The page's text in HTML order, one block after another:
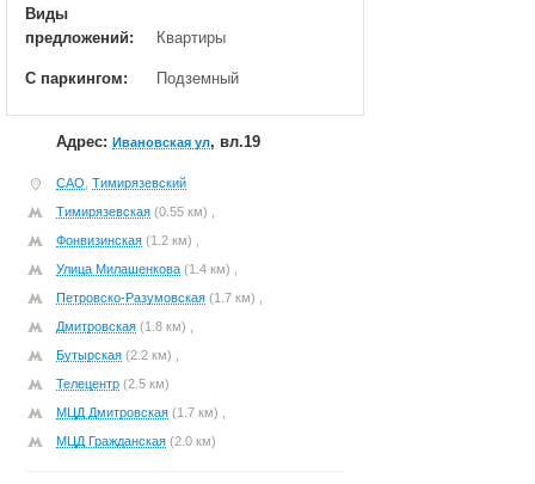
Виды
предложений:
Квартиры
С паркингом: Подземный
Адрес: Ивановская ул, вл.19
САО Тимирязевский
Тимирязевская (0.55 км) ,
Фонвизинская (1.2 км) ,
Улица Милашенкова (1.4 км) ,
Петровско-Разумовская (1.7 км) ,
Дмитровская (1.8 км) ,
Бутырская (2.2 км) ,
Телецентр (2.5 км)
МЦД Дмитровская (1.7 км) ,
МЦД Гражданская (2.0 км)